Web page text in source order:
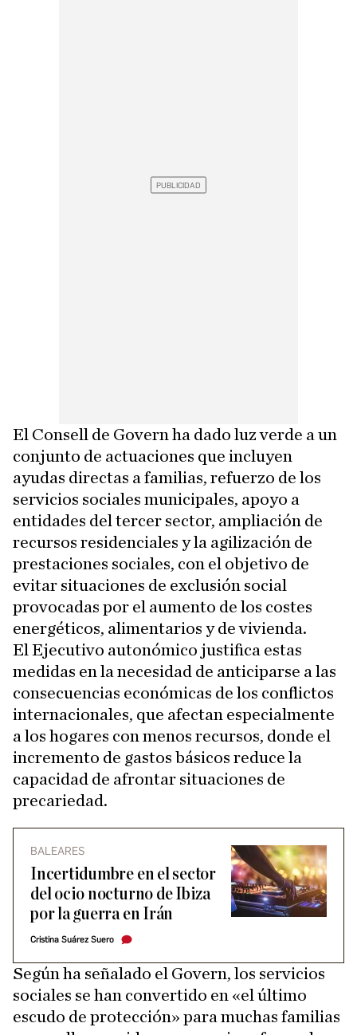
El Consell de Govern ha dado luz verde a un
conjunto de actuaciones que incluyen
ayudas directas a familias, refuerzo de los
servicios sociales municipales, apoyo a
entidades del tercer sector, ampliación de
recursos residenciales y la agilización de
prestaciones sociales, con el objetivo de
evitar situaciones de exclusión social
provocadas por el aumento de los costes
energéticos, alimentarios y de vivienda.
El Ejecutivo autonómico justifica estas
medidas en la necesidad de anticiparse a las
consecuencias económicas de los conflictos
internacionales, que afectan especialmente
a los hogares con menos recursos, donde el
incremento de gastos básicos reduce la
capacidad de afrontar situaciones de
precariedad.
BALEARES
Incertidumbre en el sector
del ocio nocturno de Ibiza
por la guerra en Irán
Cristina Suárez Suero
Según ha señalado el Govern, los servicios
sociales se han convertido en «el último
escudo de protección» para muchas familias